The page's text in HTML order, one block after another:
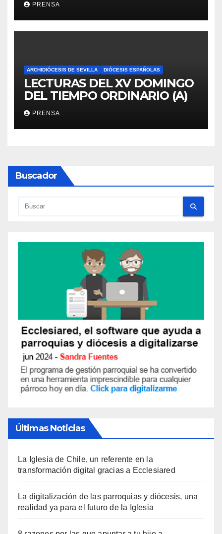
PRENSA
ARCHIDIÓCESIS DE SEVILLA DIÓCESIS ESPAÑOLAS
LECTURAS DEL XV DOMINGO
DEL TIEMPO ORDINARIO (A)
PRENSA
Buscador
Últimas Noticias
La Iglesia de Chile, un referente en la
transformación digital gracias a Ecclesiared
La digitalización de las parroquias y diócesis, una
realidad ya para el futuro de la Iglesia